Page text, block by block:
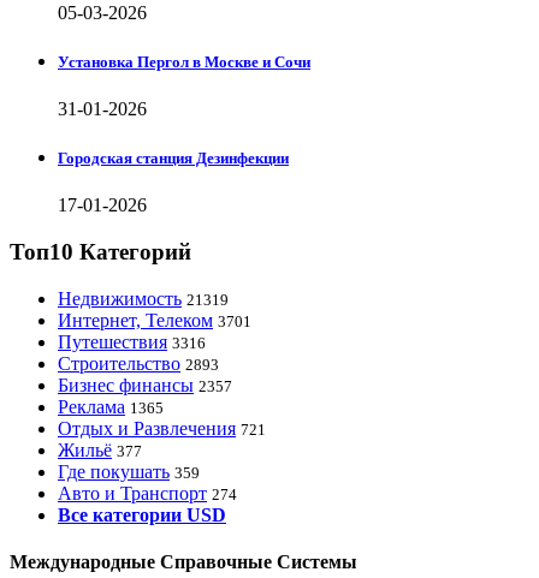
05-03-2026
Установка Пергол в Москве и Сочи
31-01-2026
Городская станция Дезинфекции
17-01-2026
Топ10 Категорий
Недвижимость 21319
Интернет, Телеком 3701
Путешествия 3316
Строительство 2893
Бизнес финансы 2357
Реклама 1365
Отдых и Развлечения 721
Жильё 377
Где покушать 359
Авто и Транспорт 274
Все категории USD
Международные Справочные Системы